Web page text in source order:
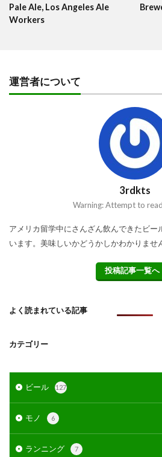
Pale Ale, Los Angeles Ale
Workers
運営者について
3rdkts
Warning: Attempt to
アメリカ留学中にさんざん飲んできたビー
います。美味しいかどうかしかわかりませ
投稿記事一覧へ
よく読まれている記事
カテゴリー
ビール 127
モノ 6
ランニング 7